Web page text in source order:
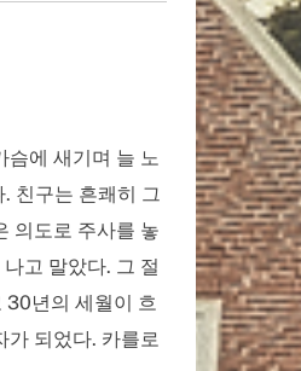
슴에 새기며 늘 노
친구는 흔쾌히 그
의도로 주사를 놓
고 말았다. 그 절
30년의 세월이 흐
가 되었다. 카를로